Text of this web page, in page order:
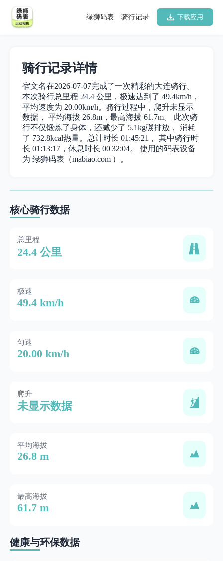
下载应用
骑行记录
绿狮码表
骑行记录详情
宿文名在2026-07-07完成了一次精彩的大连骑行。
本次骑行总里程 24.4 公里，极速达到了 49.4km/h，
平均速度为 20.00km/h。骑行过程中，爬升未显示
数据， 平均海拔 26.8m，最高海拔 61.7m。 此次骑
行不仅锻炼了身体，还减少了 5.1kg碳排放， 消耗
了 732.8kcal热量。总计时长 01:45:21， 其中骑行时
长 01:13:17，休息时长 00:32:04。 使用的码表设备
为 绿狮码表（mabiao.com ）。
核心骑行数据
总里程
24.4 公里
极速
49.4 km/h
匀速
20.00 km/h
爬升
未显示数据
平均海拔
26.8 m
最高海拔
61.7 m
健康与环保数据